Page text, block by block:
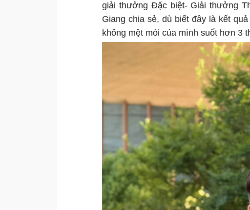
giải thưởng Đặc biệt- Giải thưởng
Giang chia sẻ, dù biết đây là kết
không mệt mỏi của mình suốt hơn 3